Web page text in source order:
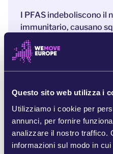
Questo sito web utilizza i
Utilizziamo i cookie per
annunci, per fornire
analizzare il nostro traffico.
informazioni sul modo in
I PFAS indeboliscono il
immunitario, causano
collegati all’insorgenza
Europa, intere
bere l’acqua del
Ma ecco la buona
un’occasione concreta
Europa.Le pressioni
Francia, Danimarca e
strada per ottenere